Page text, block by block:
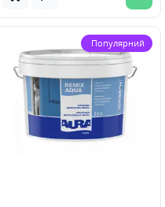
Популярний